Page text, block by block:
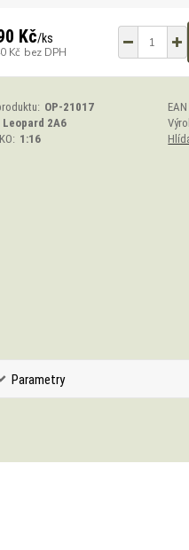
Kč/ks
Kč bez DPH
OP-21017
Leopard 2A6
1:16
Parametry